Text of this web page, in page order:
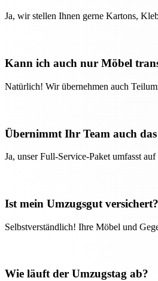
Ja, wir stellen Ihnen gerne Kartons,
Kann ich auch nur Möbel
Natürlich! Wir übernehmen auch
Übernimmt Ihr Team auch
Ja, unser Full-Service-Paket umfasst
Ist mein Umzugsgut versichert?
Selbstverständlich! Ihre Möbel und
Wie läuft der Umzugstag ab?